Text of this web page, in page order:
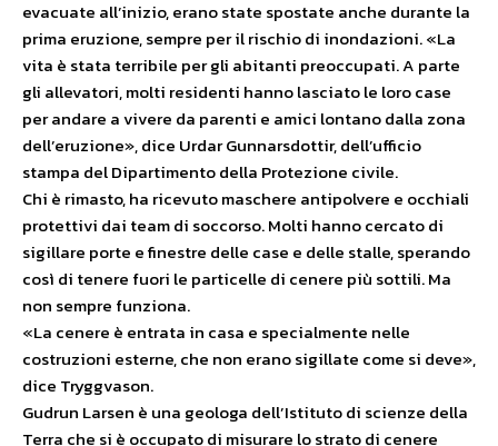
evacuate all’inizio, erano state spostate anche durante la
prima eruzione, sempre per il rischio di inondazioni. «La
vita è stata terribile per gli abitanti preoccupati. A parte
gli allevatori, molti residenti hanno lasciato le loro case
per andare a vivere da parenti e amici lontano dalla zona
dell’eruzione», dice Urdar Gunnarsdottir, dell’ufficio
stampa del Dipartimento della Protezione civile.
Chi è rimasto, ha ricevuto maschere antipolvere e occhiali
protettivi dai team di soccorso. Molti hanno cercato di
sigillare porte e finestre delle case e delle stalle, sperando
così di tenere fuori le particelle di cenere più sottili. Ma
non sempre funziona.
«La cenere è entrata in casa e specialmente nelle
costruzioni esterne, che non erano sigillate come si deve»,
dice Tryggvason.
Gudrun Larsen è una geologa dell’Istituto di scienze della
Terra che si è occupato di misurare lo strato di cenere